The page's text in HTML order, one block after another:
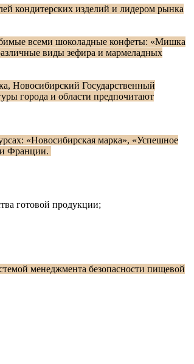
кондитерских изделий и лидером рынка
всеми шоколадные конфеты: «Мишка
виды зефира и мармеладных
Новосибирский Государственный
города и области предпочитают
«Новосибирская марка», «Успешное
Франции.
готовой продукции;
менеджмента безопасности пищевой